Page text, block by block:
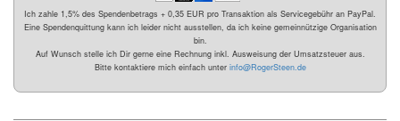
Ich zahle 1,5% des Spendenbetrags + 0,35 EUR pro Transaktion als Servicegebühr an PayPal.
Eine Spendenquittung kann ich leider nicht ausstellen, da ich keine gemeinnützige Organisation
bin.
Auf Wunsch stelle ich Dir gerne eine Rechnung inkl. Ausweisung der Umsatzsteuer aus.
Bitte kontaktiere mich einfach unter info@RogerSteen.de